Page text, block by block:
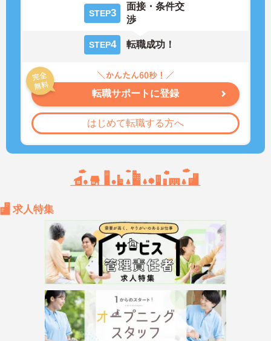
STEP3
面接・条件交
渉
STEP4 転職成功！
転職サポートに登録
はじめて転職する方へ
求人特集